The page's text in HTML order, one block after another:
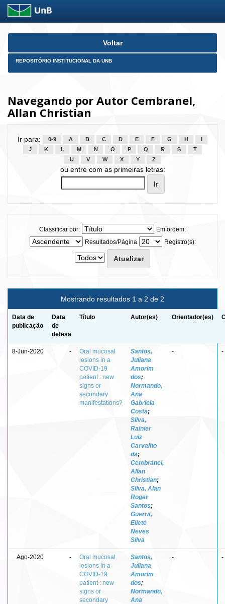
Skip
Voltar
REPOSITÓRIO INSTITUCIONAL DA UNB
Navegando por Autor Cembranel,
Allan Christian
Ir para: 0-9 A B C D E F G H
J
K L M N O P Q R S
T
U
V W X Y Z
ou entre com as primeiras letras:
Classificar por:
Em ordem:
Resultados/Página
Registro(s):
Mostrando resultados 1 a 2 de 2
Data de
publicação
Data
de
defesa
Título Autor(es) Orientador(es)
8-Jun-2020 -
Oral mucosal
lesions in a
COVID-19
patient : new
signs or
secondary
manifestations?
Santos,
Juliana
Amorim
dos;
Normando,
Ana
Gabriela
Costa;
Silva,
Rainier
Luiz
Carvalho
da;
Cembranel,
Allan
Christian;
Silva, Alan
Roger
Santos;
Guerra,
Eliete
Neves
Silva
- -
Ago-2020 -
Oral mucosal
lesions in a
COVID-19
patient : new
signs or
secondary
Santos,
Juliana
Amorim
dos;
Normando,
Ana
- -